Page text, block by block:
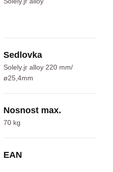
Sedlovka
Solely.jr alloy 220 mm/
ø25,4mm
Nosnost max.
70 kg
EAN